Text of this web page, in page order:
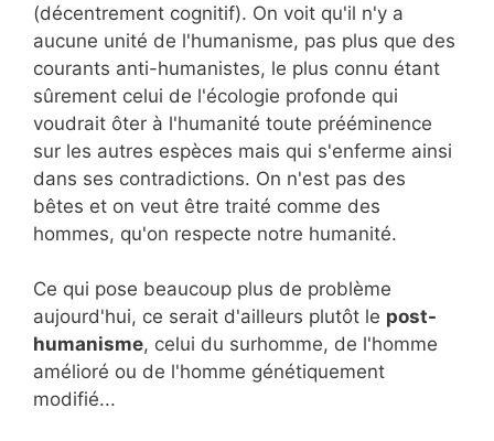
(décentrement cognitif). On voit qu'il n'y a
aucune unité de l'humanisme, pas plus que des
courants anti-humanistes, le plus connu étant
sûrement celui de l'écologie profonde qui
voudrait ôter à l'humanité toute prééminence
sur les autres espèces mais qui s'enferme ainsi
dans ses contradictions. On n'est pas des
bêtes et on veut être traité comme des
hommes, qu'on respecte notre humanité.
Ce qui pose beaucoup plus de problème
aujourd'hui, ce serait d'ailleurs plutôt le post-
humanisme, celui du surhomme, de l'homme
amélioré ou de l'homme génétiquement
modifié...